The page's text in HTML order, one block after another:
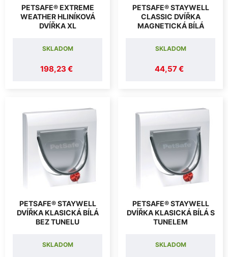
PETSAFE® EXTREME
WEATHER HLINÍKOVÁ
DVÍŘKA XL
198,23 €
SKLADOM
PETSAFE® STAYWELL
CLASSIC DVÍŘKA
MAGNETICKÁ BÍLÁ
44,57 €
SKLADOM
PETSAFE® STAYWELL
DVÍŘKA KLASICKÁ BÍLÁ
BEZ TUNELU
SKLADOM
PETSAFE® STAYWELL
DVÍŘKA KLASICKÁ BÍLÁ S
TUNELEM
SKLADOM